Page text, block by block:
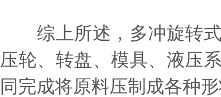
综上所述，多冲旋转式
压轮、转盘、模具、液压
同完成将原料压制成各种